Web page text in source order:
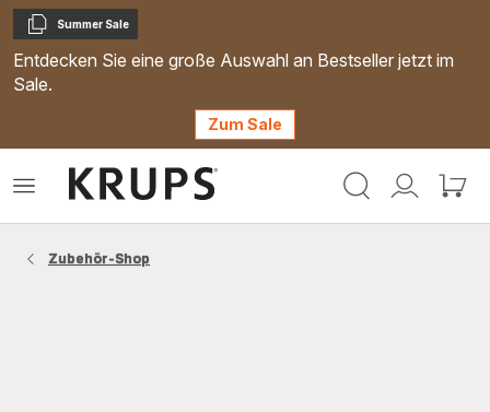
Kopieren
Summer Sale
Entdecken Sie eine große Auswahl an Bestseller jetzt im
Sale.
Zum Sale
Mein
Mein
Das
Zubehör-Shop